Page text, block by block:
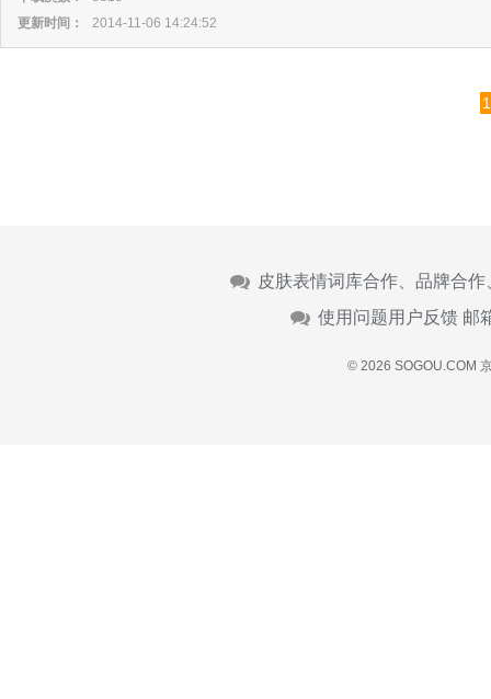
更新时间：
2014-11-06 14:24:52
1
皮肤表情词库合作、品牌合
使用问题用户反馈 邮
© 2026 SOGOU.COM